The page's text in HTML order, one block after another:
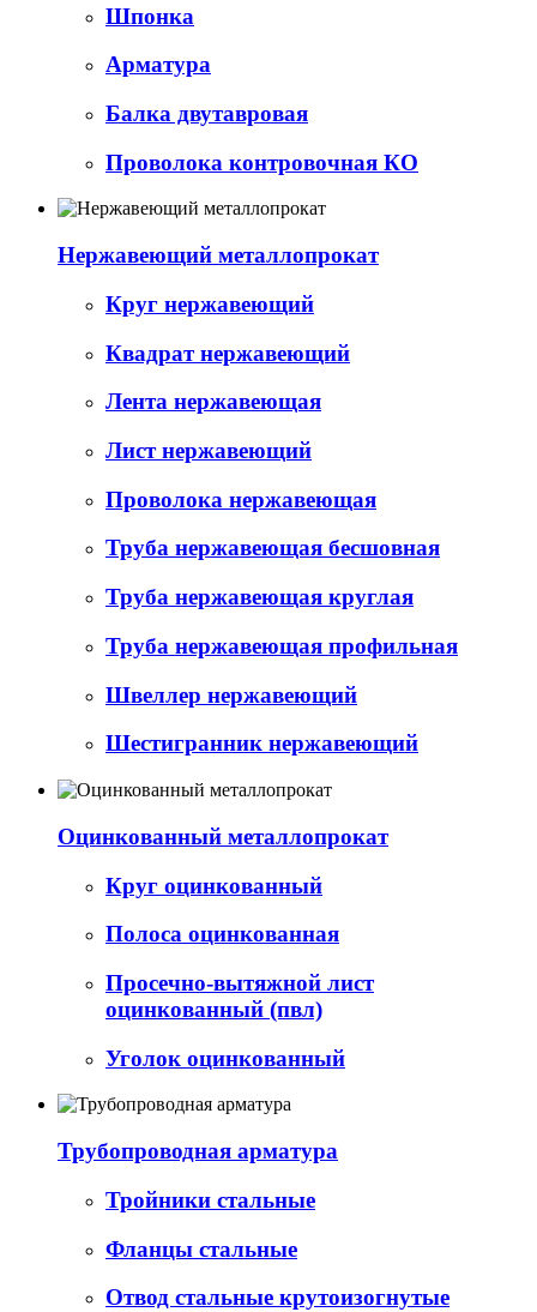
Шпонка
Арматура
Балка двутавровая
Проволока контровочная КО
Нержавеющий металлопрокат
Круг нержавеющий
Квадрат нержавеющий
Лента нержавеющая
Лист нержавеющий
Проволока нержавеющая
Труба нержавеющая бесшовная
Труба нержавеющая круглая
Труба нержавеющая профильная
Швеллер нержавеющий
Шестигранник нержавеющий
Оцинкованный металлопрокат
Круг оцинкованный
Полоса оцинкованная
Просечно-вытяжной лист
оцинкованный (пвл)
Уголок оцинкованный
Трубопроводная арматура
Тройники стальные
Фланцы стальные
Отвод стальные крутоизогнутые